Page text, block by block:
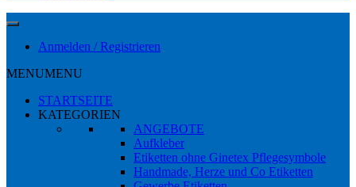
Anmelden / Registrieren
MENUMENU
STARTSEITE
KATEGORIEN
ANGEBOTE
Aufkleber
Etiketten ohne Ginetex Pflegesymbole
Handmade, Herze und Co Etiketten